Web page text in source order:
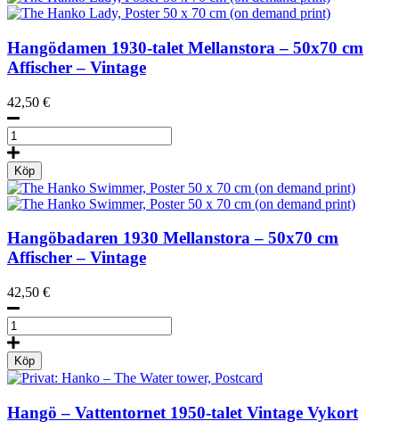
Hangödamen 1930-talet Mellanstora – 50x70 cm
Affischer – Vintage
42,50 €
The
Hanko
Lady,
Poster
50
x
70
cm
(on
print)
mängd
Köp
Hangöbadaren 1930 Mellanstora – 50x70 cm
Affischer – Vintage
42,50 €
The
Hanko
Swimmer,
Poster
50
x
70
Köp
Hangö – Vattentornet 1950-talet Vintage Vykort